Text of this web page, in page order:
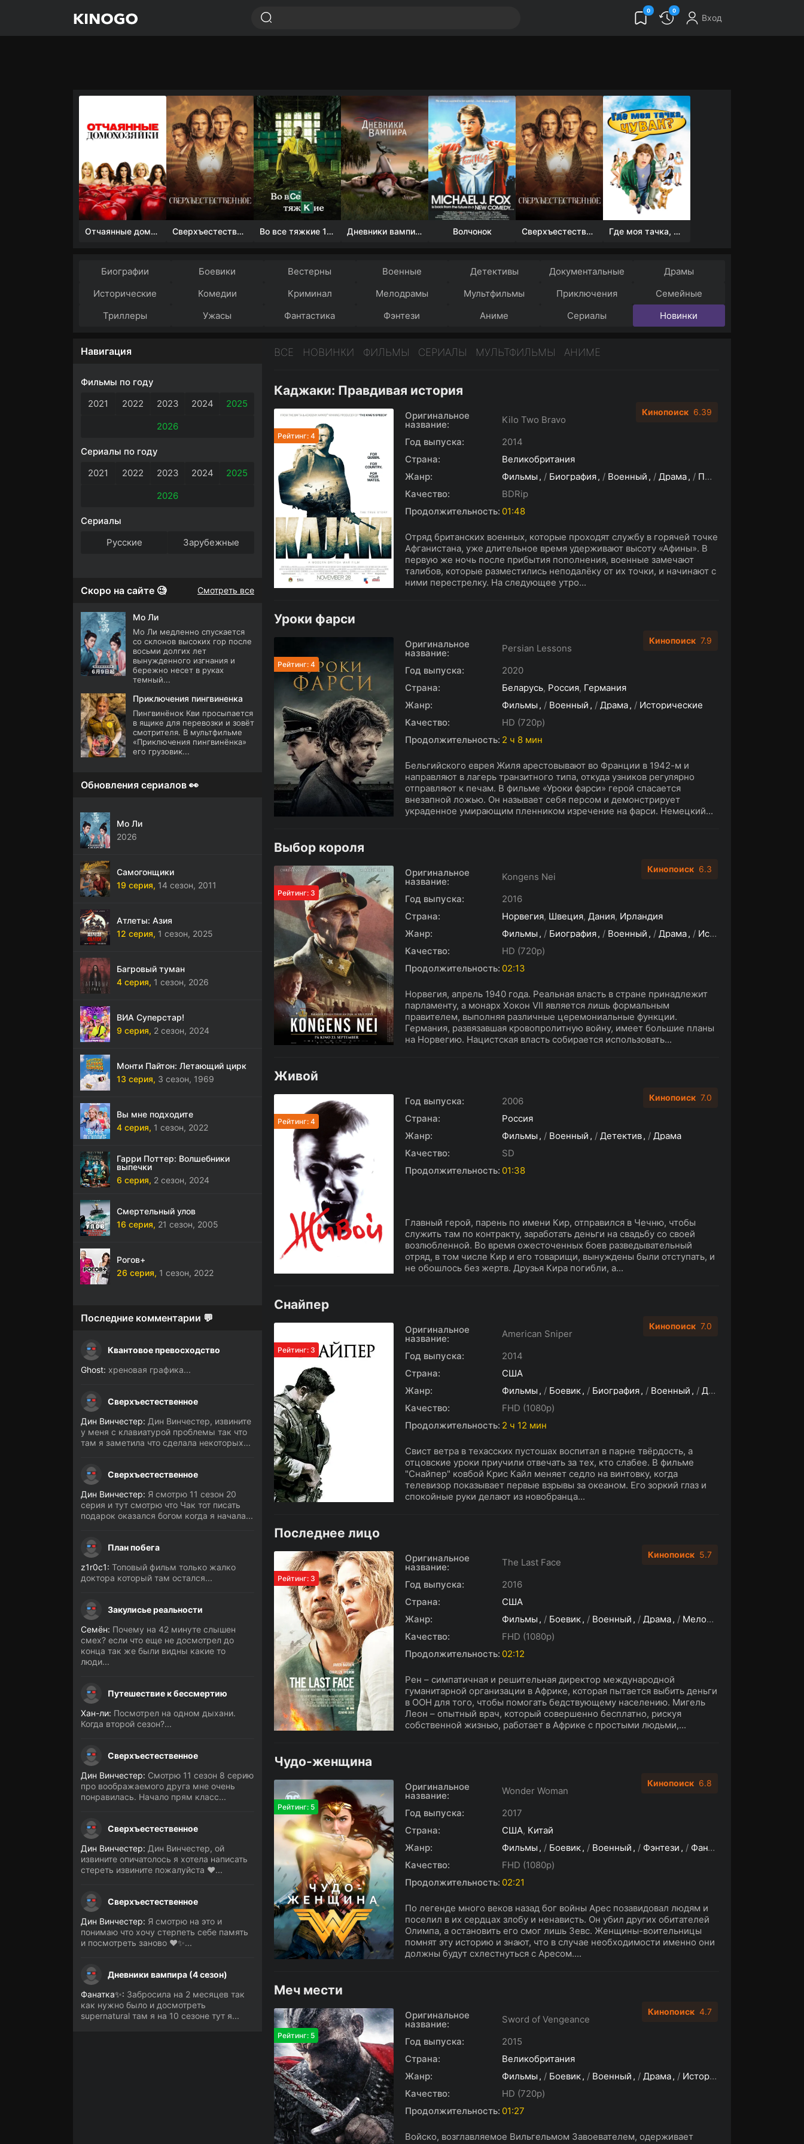
0 0
Вход
Отчаянные домохозяйки (1 сезон) Сверхъестественное Во все тяжкие 1-5 сезон Дневники вампира (4 сезон) Волчонок Сверхъестественное Где моя тачка, чувак?
Биографии Боевики Вестерны Военные Детективы Документальные
Драмы
Исторические
Комедии Криминал Мелодрамы Мультфильмы Приключения
Семейные
Триллеры
Ужасы Фантастика Фэнтези Аниме Сериалы Новинки
ВСЕ НОВИНКИ ФИЛЬМЫ СЕРИАЛЫ МУЛЬТФИЛЬМЫ АНИМЕ
Каджаки: Правдивая история
Рейтинг: 4
Оригинальное
название:
Kilo Two Bravo
Год выпуска:
2014
Страна:
Великобритания
Жанр:
Фильмы / Биография / Военный / Драма / Приключения
Качество:
BDRip
Продолжительность: 01:48
Отряд британских военных, которые проходят службу в горячей точке
Афганистана, уже длительное время удерживают высоту «Афины». В
первую же ночь после прибытия пополнения, военные замечают
талибов, которые разместились неподалёку от их точки, и начинают с
ними перестрелку. На следующее утро...
Кинопоиск 6.39
Уроки фарси
Рейтинг: 4
Оригинальное
название:
Persian Lessons
Год выпуска:
2020
Страна:
Беларусь, Россия, Германия
Жанр:
Фильмы / Военный / Драма / Исторические
Качество:
HD (720p)
Продолжительность: 2 ч 8 мин
Бельгийского еврея Жиля арестовывают во Франции в 1942-м и
направляют в лагерь транзитного типа, откуда узников регулярно
отправляют к печам. В фильме «Уроки фарси» герой спасается
внезапной ложью. Он называет себя персом и демонстрирует
украденное умирающим пленником изречение на фарси. Немецкий...
Кинопоиск 7.9
Выбор короля
Рейтинг: 3
Оригинальное
название:
Kongens Nei
Год выпуска:
2016
Страна:
Норвегия, Швеция, Дания, Ирландия
Жанр:
Фильмы / Биография / Военный / Драма / Исторические
Качество:
HD (720p)
Продолжительность: 02:13
Норвегия, апрель 1940 года. Реальная власть в стране принадлежит
парламенту, а монарх Хокон VII является лишь формальным
правителем, выполняя различные церемониальные функции.
Германия, развязавшая кровопролитную войну, имеет большие планы
на Норвегию. Нацистская власть собирается использовать...
Кинопоиск 6.3
Живой
Рейтинг: 4
Год выпуска:
2006
Страна:
Россия
Жанр:
Фильмы / Военный / Детектив / Драма
Качество:
SD
Продолжительность: 01:38
Главный герой, парень по имени Кир, отправился в Чечню, чтобы
служить там по контракту, заработать деньги на свадьбу со своей
возлюбленной. Во время ожесточенных боев разведывательный
отряд, в том числе Кир и его товарищи, вынуждены были отступать, и
не обошлось без жертв. Друзья Кира погибли, а...
Кинопоиск 7.0
Снайпер
Рейтинг: 3
Оригинальное
название:
American Sniper
Год выпуска:
2014
Страна:
США
Жанр:
Фильмы / Боевик / Биография / Военный / Драма
Качество:
FHD (1080p)
Продолжительность: 2 ч 12 мин
Свист ветра в техасских пустошах воспитал в парне твёрдость, а
отцовские уроки приучили отвечать за тех, кто слабее. В фильме
"Снайпер" ковбой Крис Кайл меняет седло на винтовку, когда
телевизор показывает первые взрывы за океаном. Его зоркий глаз и
спокойные руки делают из новобранца...
Кинопоиск 7.0
Последнее лицо
Рейтинг: 3
Оригинальное
название:
The Last Face
Год выпуска:
2016
Страна:
США
Жанр:
Фильмы / Боевик / Военный / Драма / Мелодрама
Качество:
FHD (1080p)
Продолжительность: 02:12
Рен – симпатичная и решительная директор международной
гуманитарной организации в Африке, которая пытается выбить деньги
в ООН для того, чтобы помогать бедствующему населению. Мигель
Леон – опытный врач, который совершенно бесплатно, рискуя
собственной жизнью, работает в Африке с простыми людьми,...
Кинопоиск 5.7
Чудо-женщина
Рейтинг: 5
Оригинальное
название:
Wonder Woman
Год выпуска:
2017
Страна:
США, Китай
Жанр:
Фильмы / Боевик / Военный / Фэнтези / Фантастика
Качество:
FHD (1080p)
Продолжительность: 02:21
По легенде много веков назад бог войны Арес позавидовал людям и
поселил в их сердцах злобу и ненависть. Он убил других обитателей
Олимпа, а остановить его смог лишь Зевс. Женщины-воительницы
помнят эту историю и знают, что в случае необходимости именно они
должны будут схлестнуться с Аресом....
Кинопоиск 6.8
Меч мести
Рейтинг: 5
Оригинальное
название:
Sword of Vengeance
Год выпуска:
2015
Страна:
Великобритания
Жанр:
Фильмы / Боевик / Военный / Драма / Исторические
Качество:
HD (720p)
Продолжительность: 01:27
Войско, возглавляемое Вильгельмом Завоевателем, одерживает
Кинопоиск 4.7
Навигация
Фильмы по году
2021
2022 2023 2024
2025
2026
Сериалы по году
2021
2022 2023 2024
2025
2026
Сериалы
Русские
Зарубежные
Скоро на сайте 🧐 Смотреть все
Мо Ли
Мо Ли медленно спускается
со склонов высоких гор после
восьми долгих лет
вынужденного изгнания и
бережно несет в руках
темный...
Приключения пингвиненка
Пингвинёнок Кви просыпается
в ящике для перевозки и зовёт
смотрителя. В мультфильме
«Приключения пингвинёнка»
его грузовик...
Обновления сериалов 👀
Мо Ли
2026
Самогонщики
19 серия, 14 сезон, 2011
Атлеты: Азия
12 серия, 1 сезон, 2025
Багровый туман
4 серия, 1 сезон, 2026
ВИА Суперстар!
9 серия, 2 сезон, 2024
Монти Пайтон: Летающий цирк
13 серия, 3 сезон, 1969
Вы мне подходите
4 серия, 1 сезон, 2022
Гарри Поттер: Волшебники
выпечки
6 серия, 2 сезон, 2024
Смертельный улов
16 серия, 21 сезон, 2005
Рогов+
26 серия, 1 сезон, 2022
Последние комментарии 💬
Квантовое превосходство
Ghost: хреновая графика...
Сверхъестественное
Дин Винчестер: Дин Винчестер, извините
у меня с клавиатурой проблемы так что
там я заметила что сделала некоторых...
Сверхъестественное
Дин Винчестер: Я смотрю 11 сезон 20
серия и тут смотрю что Чак тот писать
подарок оказался богом когда я начала...
План побега
z1r0c1: Топовый фильм только жалко
доктора который там остался...
Закулисье реальности
Семён: Почему на 42 минуте слышен
смех? если что еще не досмотрел до
конца так же были видны какие то
люди...
Путешествие к бессмертию
Хан-ли: Посмотрел на одном дыхани.
Когда второй сезон?...
Сверхъестественное
Дин Винчестер: Смотрю 11 сезон 8 серию
про воображаемого друга мне очень
понравилась. Начало прям класс...
Сверхъестественное
Дин Винчестер: Дин Винчестер, ой
извините опичатолось я хотела написать
стереть извините пожалуйста ❤️...
Сверхъестественное
Дин Винчестер: Я смотрю на это и
понимаю что хочу стерпеть себе память
и посмотреть заново ❤️✨...
Дневники вампира (4 сезон)
Фанатка✨: Забросила на 2 месяцев так
как нужно было и досмотреть
supernatural там я на 10 сезоне тут я...